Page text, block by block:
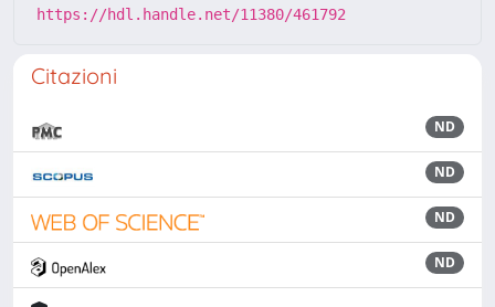
https://hdl.handle.net/11380/461792
Citazioni
ND
ND
ND
ND